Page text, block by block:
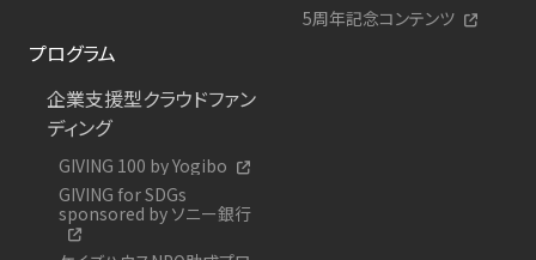
5周年記念コンテンツ
プログラム
企業支援型クラウドファン
ディング
GIVING 100 by Yogibo
GIVING for SDGs
sponsored by ソニー銀行